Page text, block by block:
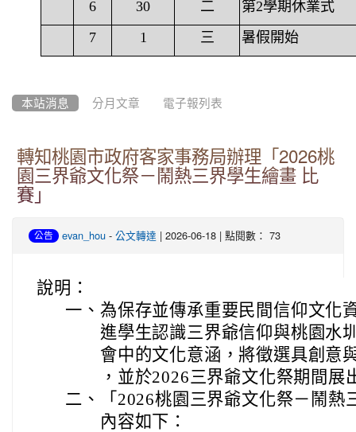
6
30 二
第2學期休業式
7
1 三 暑假開始
本站消息 分月文章 電子報列表
轉知桃園市政府客家事務局辦理「2026桃
園三界爺文化祭－鬧熱三界學生繪畫 比
賽」
公告 evan_hou - 公文轉達 | 2026-06-18 | 點閱數： 73
說明：
一、 為保存並傳承重要民間信仰文化
進學生認識三界爺信仰與桃園水
會中的文化意涵，將徵選具創意
，並於2026三界爺文化祭期間展
二、
「2026桃園三界爺文化祭－鬧
內容如下：